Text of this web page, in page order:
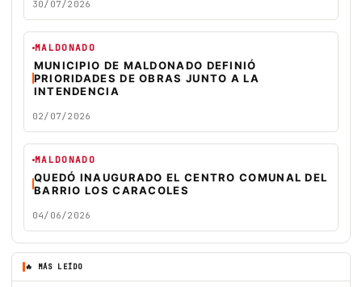
30/07/2026
MALDONADO
MUNICIPIO DE MALDONADO DEFINIÓ
PRIORIDADES DE OBRAS JUNTO A LA
INTENDENCIA
02/07/2026
MALDONADO
QUEDÓ INAUGURADO EL CENTRO COMUNAL DEL
BARRIO LOS CARACOLES
04/06/2026
🔥 MÁS LEÍDO